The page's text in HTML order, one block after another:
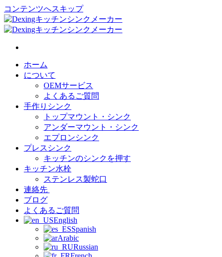
コンテンツへスキップ
ホーム
について
OEMサービス
よくあるご質問
手作りシンク
トップマウント・シンク
アンダーマウント・シンク
エプロンシンク
プレスシンク
キッチンのシンクを押す
キッチン水栓
ステンレス製蛇口
連絡先
ブログ
よくあるご質問
English
Spanish
Arabic
Russian